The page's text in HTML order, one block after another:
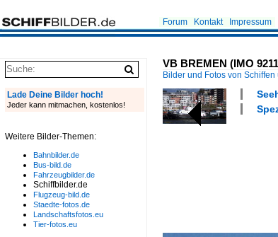
Forum Kontakt Impressum
VB BREMEN (IMO
Bilder und Fotos von Schiffen
Lade Deine Bilder hoch!
Jeder kann mitmachen, kostenlos!
Weitere Bilder-Themen:
Bahnbilder.de
Bus-bild.de
Fahrzeugbilder.de
Schiffbilder.de
Flugzeug-bild.de
Staedte-fotos.de
Landschaftsfotos.eu
Tier-fotos.eu